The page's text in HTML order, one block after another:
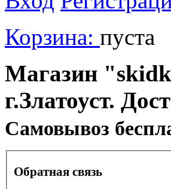
Корзина: пуста
Магазин
г.Златоуст.
Cамовывоз
Обратная связь